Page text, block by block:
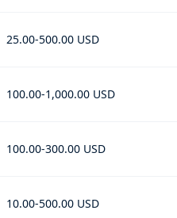
25.00-500.00 USD
100.00-1,000.00 USD
100.00-300.00 USD
10.00-500.00 USD